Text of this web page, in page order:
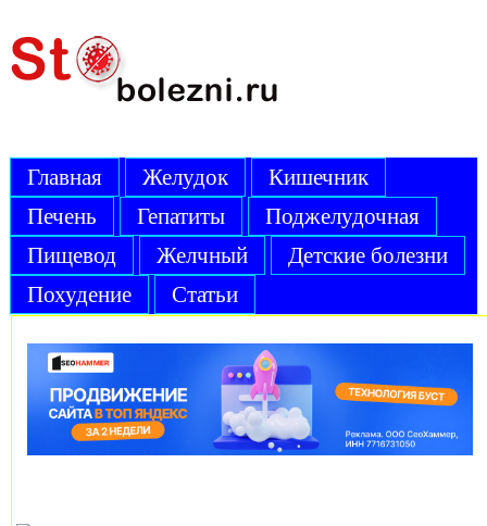
Главная Желудок
Кишечник
Печень
Гепатиты
Поджелудочная
Пищевод
Желчный
Детские болезни
Похудение
Статьи